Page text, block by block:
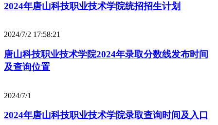
2024年唐山科技职业技术学院统招招生计划
2024/7/2 17:58:21
唐山科技职业技术学院2024年录取分数线发布时间
及查询位置
2024/7/1
2024年唐山科技职业技术学院录取查询时间及入口